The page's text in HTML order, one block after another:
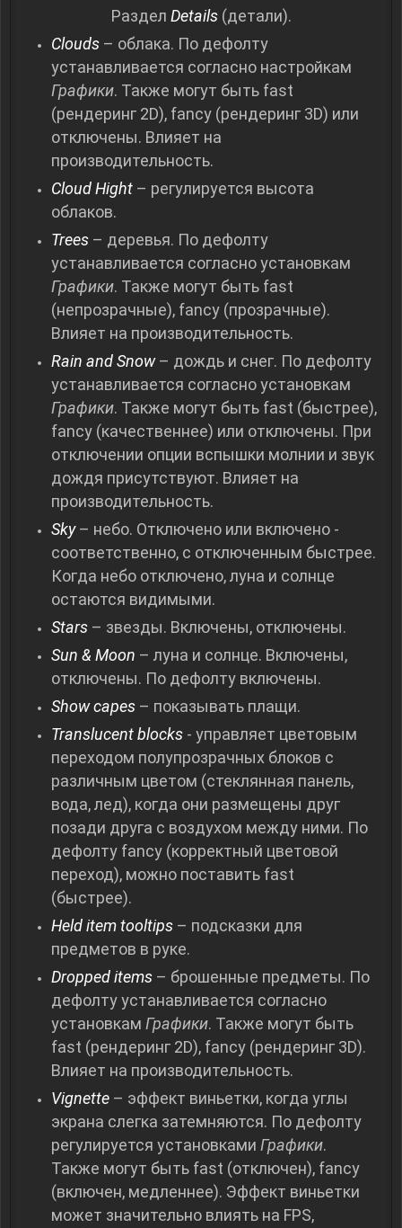
Раздел Details(детали).
Clouds – облака. По дефолту
устанавливается согласно настройкам
Графики. Также могут быть fast
(рендеринг 2D), fancy (рендеринг 3D) или
отключены. Влияет на
производительность.
Cloud Hight – регулируется высота
облаков.
Trees – деревья. По дефолту
устанавливается согласно установкам
Графики. Также могут быть fast
(непрозрачные), fancy (прозрачные).
Влияет на производительность.
Rain and Snow– дождь и снег. По дефолту
устанавливается согласно установкам
Графики. Также могут быть fast (быстрее),
fancy (качественнее) или отключены. При
отключении опции вспышки молнии и звук
дождя присутствуют. Влияет на
производительность.
Sky– небо. Отключено или включено -
соответственно, с отключенным быстрее.
Когда небо отключено, луна и солнце
остаются видимыми.
Stars – звезды. Включены, отключены.
Sun & Moon – луна и солнце. Включены,
отключены. По дефолту включены.
Show capes – показывать плащи.
Translucent blocks - управляет цветовым
переходом полупрозрачных блоков с
различным цветом (стеклянная панель,
вода, лед), когда они размещены друг
позади друга с воздухом между ними. По
дефолту fancy (корректный цветовой
переход), можно поставить fast
(быстрее).
Held item tooltips – подсказки для
предметов в руке.
Dropped items – брошенные предметы. По
дефолту устанавливается согласно
установкам Графики. Также могут быть
fast (рендеринг 2D), fancy (рендеринг 3D).
Влияет на производительность.
Vignette – эффект виньетки, когда углы
экрана слегка затемняются. По дефолту
регулируется установками Графики.
Также могут быть fast (отключен), fancy
(включен, медленнее). Эффект виньетки
может значительно влиять на FPS,